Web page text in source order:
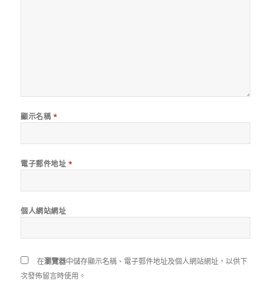
顯示名稱 *
電子郵件地址 *
個人網站網址
在瀏覽器中儲存顯示名稱、電子郵件地址及個人網站網址，以供下
次發佈留言時使用。